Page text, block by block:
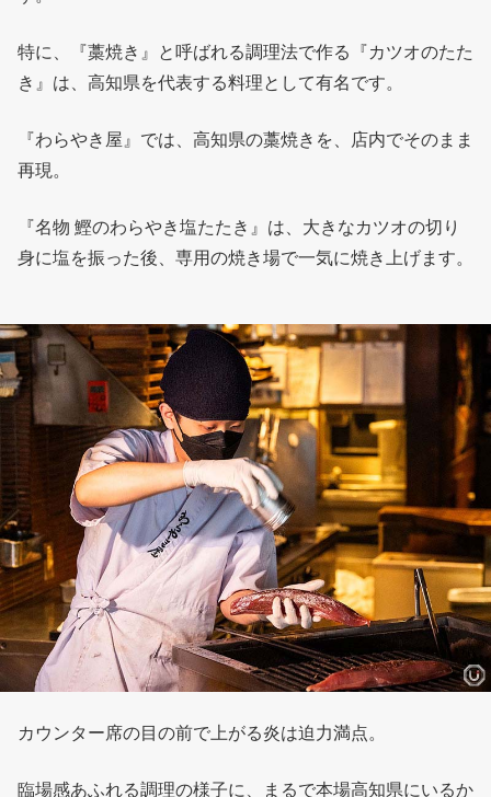
特に、『藁焼き』と呼ばれる調理法で作る『カツオのたた
き』は、高知県を代表する料理として有名です。
『わらやき屋』では、高知県の藁焼きを、店内でそのまま
再現。
『名物 鰹のわらやき塩たたき』は、大きなカツオの切り
身に塩を振った後、専用の焼き場で一気に焼き上げます。
カウンター席の目の前で上がる炎は迫力満点。
臨場感あふれる調理の様子に、まるで本場高知県にいるか